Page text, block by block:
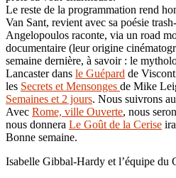
Le reste de la programmation rend
Van Sant, revient avec sa poésie
Angelopoulos raconte, via un road
documentaire (leur origine
semaine dernière, à savoir : le
Lancaster dans le Guépard de
les Secrets et Mensonges de Mike
Semaines et 2 jours. Nous suivrons
Avec Rome, ville Ouverte, nous
nous donnera Le Goût de la Cerise
Bonne semaine.
Isabelle Gibbal-Hardy et l’équipe du